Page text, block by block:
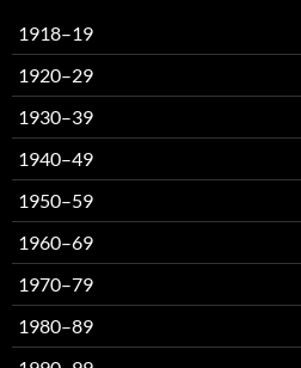
1918–19
1920–29
1930–39
1940–49
1950–59
1960–69
1970–79
1980–89